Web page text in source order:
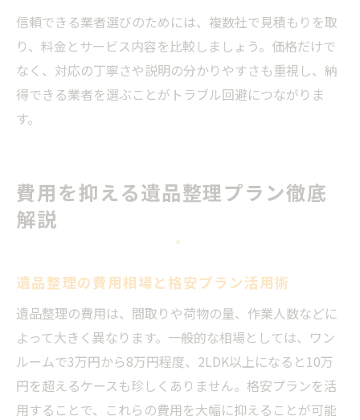
信頼できる業者選びのためには、複数社で見積もりを取
り、料金とサービス内容を比較しましょう。価格だけで
なく、対応の丁寧さや説明の分かりやすさも重視し、納
得できる業者を選ぶことがトラブル回避につながりま
す。
費用を抑える遺品整理プラン徹底
解説
遺品整理の費用相場と格安プラン活用術
遺品整理の費用は、間取りや荷物の量、作業人数などに
よって大きく異なります。一般的な相場としては、ワン
ルームで3万円から8万円程度、2LDK以上になると10万
円を超えるケースも珍しくありません。格安プランを活
用することで、これらの費用を大幅に抑えることが可能